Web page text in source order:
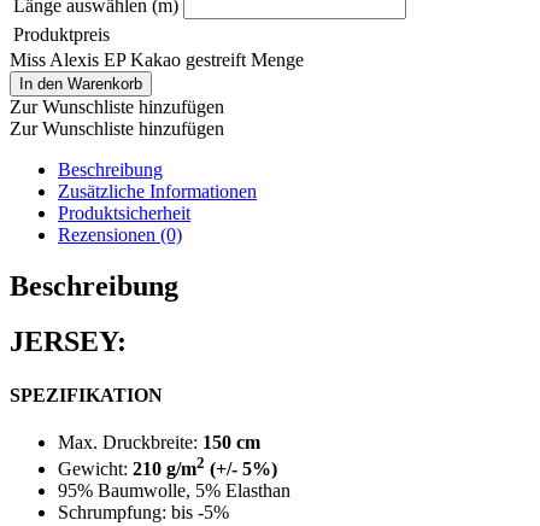
Länge auswählen (m)
Produktpreis
Miss Alexis EP Kakao gestreift Menge
In den Warenkorb
Zur Wunschliste hinzufügen
Zur Wunschliste hinzufügen
Beschreibung
Zusätzliche Informationen
Produktsicherheit
Rezensionen (0)
Beschreibung
JERSEY:
SPEZIFIKATION
Max. Druckbreite: 150 cm
Gewicht: 210 g/m2 (+/- 5%)
95% Baumwolle, 5% Elasthan
Schrumpfung: bis -5%